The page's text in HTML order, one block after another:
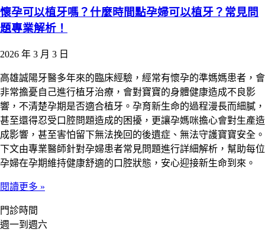
懷孕可以植牙嗎？什麼時間點孕婦可以植牙？常見問
題專業解析！
2026 年 3 月 3 日
高雄誠陽牙醫多年來的臨床經驗，經常有懷孕的準媽媽患者，會
非常擔憂自己進行植牙治療，會對寶寶的身體健康造成不良影
響，不清楚孕期是否適合植牙。孕育新生命的過程漫長而細膩，
甚至還得忍受口腔問題造成的困擾，更讓孕媽咪擔心會對生產造
成影響，甚至害怕留下無法挽回的後遺症、無法守護寶寶安全。
下文由專業醫師針對孕婦患者常見問題進行詳細解析，幫助每位
孕婦在孕期維持健康舒適的口腔狀態，安心迎接新生命到來。
閱讀更多 »
門診時間
週一到週六